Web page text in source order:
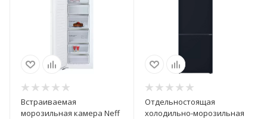
Встраиваемая
морозильная камера Neff
Отдельностоящая
холодильно-морозильная